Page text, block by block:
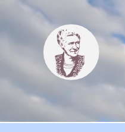
content